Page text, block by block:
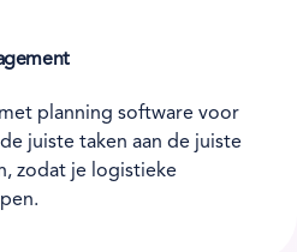
planning software voor
juiste taken aan de juiste
zodat je logistieke